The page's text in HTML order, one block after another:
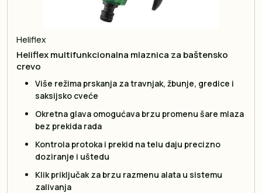
Heliflex
Heliflex multifunkcionalna mlaznica za baštensko
crevo
Više režima prskanja za travnjak, žbunje, gredice i
saksijsko cveće
Okretna glava omogućava brzu promenu šare mlaza
bez prekida rada
Kontrola protoka i prekid na telu daju precizno
doziranje i uštedu
Klik priključak za brzu razmenu alata u sistemu
zalivanja